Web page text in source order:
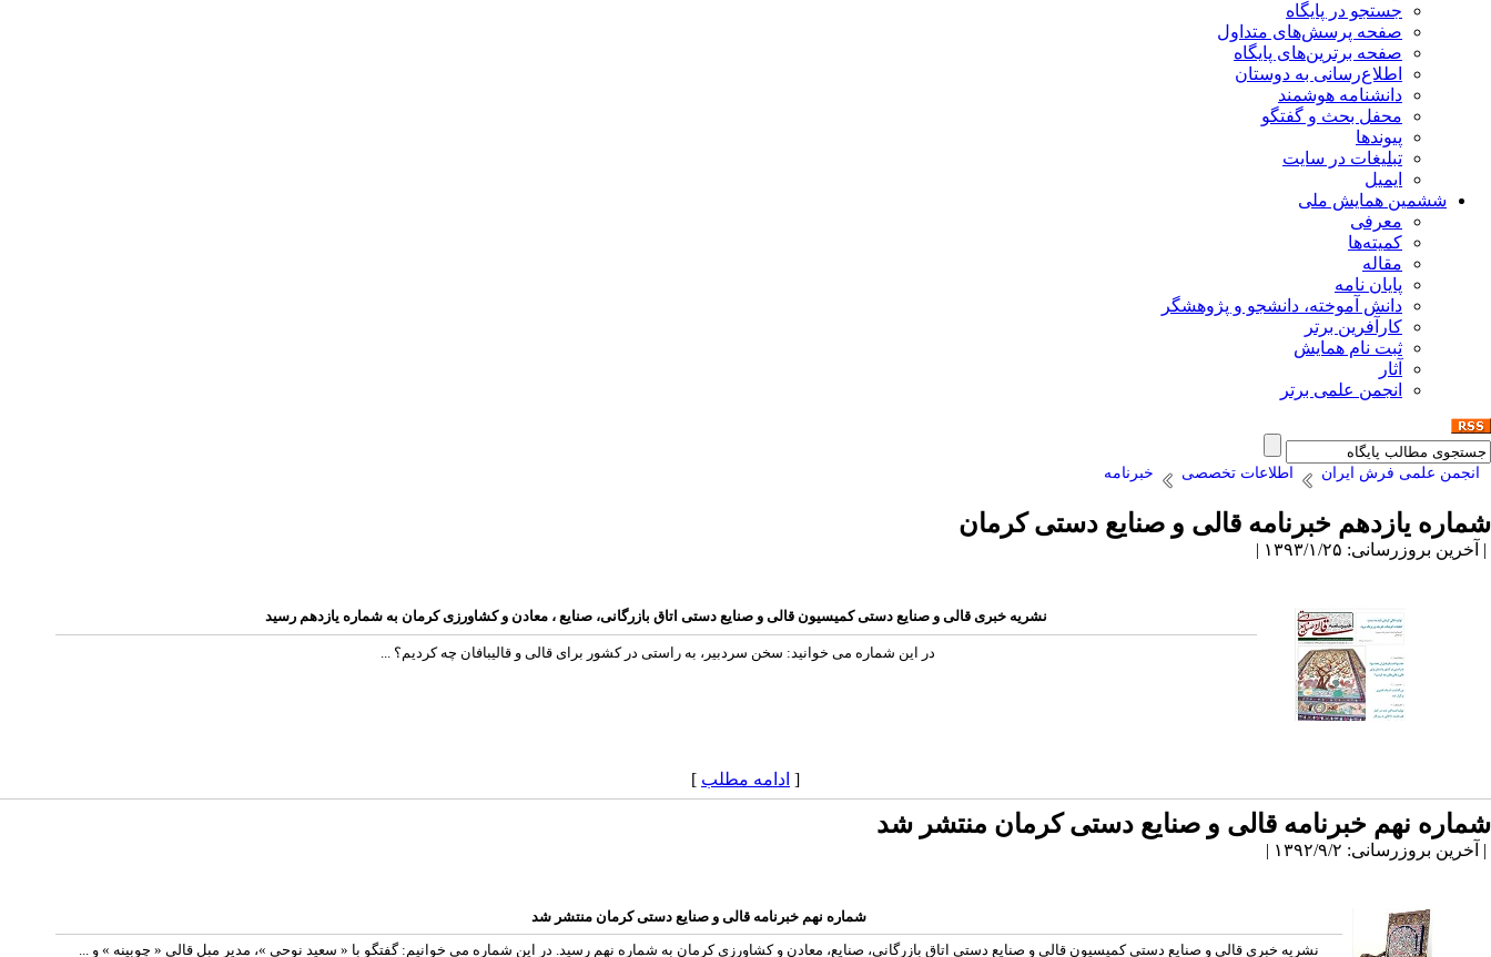
جستجو در پایگاه
صفحه پرسش‌های متداول
صفحه برترین‌های پایگاه
اطلاع‌رسانی به دوستان
دانشنامه هوشمند
محفل بحث و گفتگو
پیوندها
تبلیغات در سایت
ایمیل
ششمین همایش ملی
معرفی
کمیته‌ها
مقاله
پایان نامه
دانش آموخته، دانشجو و پژوهشگر
کارآفرین برتر
ثبت نام همایش
آثار
انجمن علمی برتر
انجمن علمی فرش ایران اطلاعات تخصصی خبرنامه
شماره یازدهم خبرنامه قالی و صنایع دستی کرمان
| آخرین بروزرسانی: ۱۳۹۳/۱/۲۵ |
نشریه خبری قالی و صنایع دستی کمیسیون قالی و صنایع دستی اتاق بازرگانی، صنایع ، معادن و کشاورزی کرمان به شماره یازدهم رسید
در این شماره می خوانید: سخن سردبیر، به راستی در کشور برای قالی و قالیبافان چه کردیم؟ ...
[ ادامه مطلب ]
شماره نهم خبرنامه قالی و صنایع دستی کرمان منتشر شد
| آخرین بروزرسانی: ۱۳۹۲/۹/۲ |
شماره نهم خبرنامه قالی و صنایع دستی کرمان منتشر شد
نشریه خبری قالی و صنایع دستی کمیسیون قالی و صنایع دستی اتاق بازرگانی، صنایع، معادن و کشاورزی کرمان به شماره نهم رسید. در این شماره می خوانیم: گفتگو با « سعید نوحی »، مدیر مبل قالی « چوبینه » و ...